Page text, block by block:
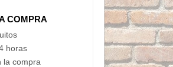
COMPRA
horas
la compra